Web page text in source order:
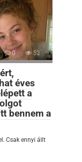
0 52
éves
a
bennem a
Csak ennyi állt